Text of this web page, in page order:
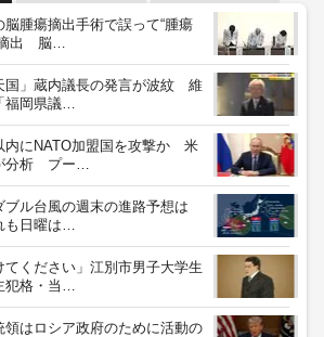
脳腫瘍摘出手術で誤って“腫瘍
摘出 脳…
国」蔵内議長の発言が波紋 維
福岡県議…
にNATO加盟国を攻撃か 米
分析 プー…
ブル台風の週末の進路予想は
も日曜は…
てください」江別市男子大学生
犯格・当…
領はロシア政府のために活動の